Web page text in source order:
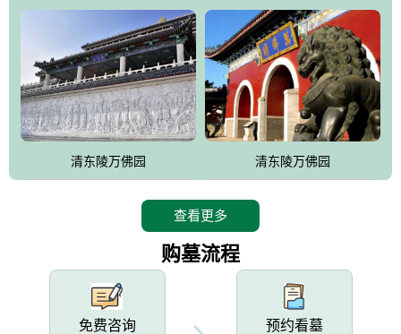
用全仿古式建筑，寻求与世界文化遗产地清东陵的和谐统一，在园
区建设中寻求陵园建设与景区建设的有机融合，充分发挥独一无二
的地形优势，打造现代艺术园林，建设旅游景观、寺庙、酒店等综
合服务设施，服务于陵园经营，使企业的多元化经营项目相互依
托、相互促进，园区绿化覆盖率达90%。
设计建造各种墓地墓位3万个；主体建筑金宝塔，墓位容量8万个，
能适应不同消费阶层的需求，为客户提供墓碑设计制作服务、特色
清东陵万佛园 清东陵万佛园
查看更多
购墓流程
免费咨询 预约看墓